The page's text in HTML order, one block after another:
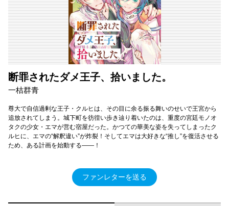
断罪されたダメ王子、拾いました。
一桔群青
尊大で自信過剰な王子・クルヒは、その目に余る振る舞いのせいで王宮から
追放されてしまう。城下町を彷徨い歩き辿り着いたのは、重度の宮廷モノオ
タクの少女・エマが営む宿屋だった。かつての華美な姿を失ってしまったク
ルヒに、エマの“解釈違い”が炸裂！そしてエマは大好きな“推し”を復活させる
ため、ある計画を始動する――！
ファンレターを送る